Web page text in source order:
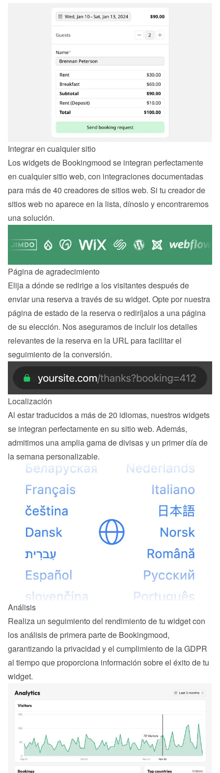
Integrar en cualquier sitio
Los widgets de Bookingmood se integran perfectamente
en cualquier sitio web, con integraciones documentadas
para más de 40 creadores de sitios web. Si tu creador de
sitios web no aparece en la lista, dínoslo y encontraremos
una solución.
Página de agradecimiento
Elija a dónde se redirige a los visitantes después de
enviar una reserva a través de su widget. Opte por nuestra
página de estado de la reserva o rediríjalos a una página
de su elección. Nos aseguramos de incluir los detalles
relevantes de la reserva en la URL para facilitar el
seguimiento de la conversión.
Localización
Al estar traducidos a más de 20 idiomas, nuestros widgets
se integran perfectamente en su sitio web. Además,
admitimos una amplia gama de divisas y un primer día de
la semana personalizable.
Análisis
Realiza un seguimiento del rendimiento de tu widget con
los análisis de primera parte de Bookingmood,
garantizando la privacidad y el cumplimiento de la GDPR
al tiempo que proporciona información sobre el éxito de tu
widget.